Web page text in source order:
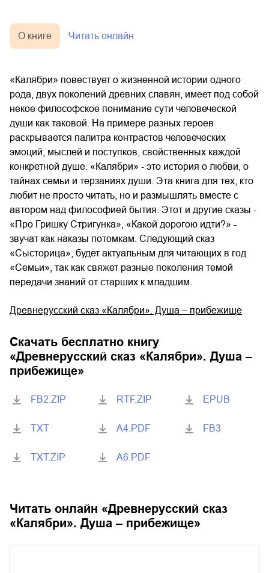
О книге Читать онлайн
«Калябри» повествует о жизненной истории одного
рода, двух поколений древних славян, имеет под собой
некое философское понимание сути человеческой
души как таковой. На примере разных героев
раскрывается палитра контрастов человеческих
эмоций, мыслей и поступков, свойственных каждой
конкретной душе. «Калябри» - это история о любви, о
тайнах семьи и терзаниях души. Эта книга для тех, кто
любит не просто читать, но и размышлять вместе с
автором над философией бытия. Этот и другие сказы -
«Про Гришку Стригунка», «Какой дорогою идти?» -
звучат как наказы потомкам. Следующий сказ
«Сысторица», будет актуальным для читающих в год
«Семьи», так как свяжет разные поколения темой
передачи знаний от старших к младшим.
Древнерусский сказ «Калябри». Душа – прибежище
Скачать бесплатно книгу
«Древнерусский сказ «Калябри». Душа –
прибежище»
FB2.ZIP
TXT
TXT.ZIP
RTF.ZIP
A4.PDF
A6.PDF
EPUB
FB3
Читать онлайн «Древнерусский сказ
«Калябри». Душа – прибежище»